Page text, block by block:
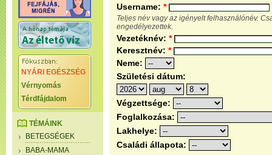
NYÁRI EGÉSZSÉG
Vérnyomás
Térdfájdalom
TÉMÁINK
BETEGSÉGEK
BABA-MAMA
Username: *
Teljes név vagy az igényelt felhasználónév.
engedélyezettek.
Vezetéknév: *
Keresztnév: *
Neme:
Születési dátum:
Végzettsége:
Foglalkozása:
Lakhelye:
Családi állapota: